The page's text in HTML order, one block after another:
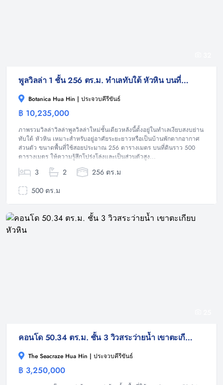
พูลวิลล่า 1 ชั้น 256 ตร.ม. ทำเลทับใต้ หัวหิน บนที่ดิน 500 ตร.ม.
Botanica Hua Hin | ประจวบคีรีขันธ์
฿ 10,235,000
ภาพรวมวิลล่าวิลล่าพูลวิลล่าใหม่ชั้นเดียวหลังนี้ตั้งอยู่ในทำเลเงียบสงบย่าน
ทับใต้ หัวหิน เหมาะสำหรับอยู่อาศัยระยะยาวหรือเป็นบ้านพักตากอากาศ
ส่วนตัว ขนาดพื้นที่ใช้สอยประมาณ 256 ตารางเมตร บนที่ดินราว 500
ตารางเมตร ให้ความรู้สึกโปร่งโล่งและเป็นส่วนตัวสูง...
3 2
256 ตร.ม
500 ตร.ม
คอนโด 50.34 ตร.ม. ชั้น 3 วิวสระว่ายน้ำ เขาตะเกียบ หัวหิน
The Seacraze Hua Hin | ประจวบคีรีขันธ์
฿ 3,250,000